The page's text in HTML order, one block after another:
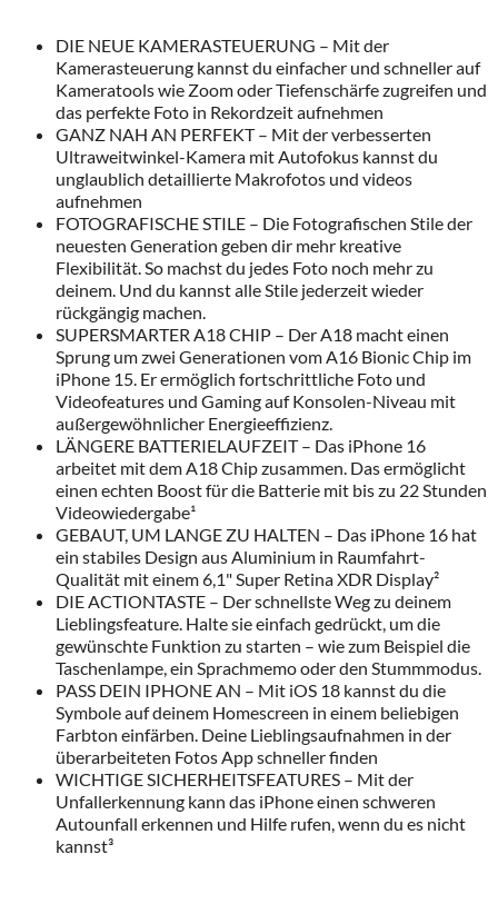
DIE NEUE KAMERASTEUERUNG – Mit der
Kamerasteuerung kannst du einfacher und schneller auf
Kameratools wie Zoom oder Tiefenschärfe zugreifen und
das perfekte Foto in Rekordzeit aufnehmen
GANZ NAH AN PERFEKT – Mit der verbesserten
Ultraweitwinkel-Kamera mit Autofokus kannst du
unglaublich detaillierte Makrofotos und videos
aufnehmen
FOTOGRAFISCHE STILE – Die Fotografischen Stile der
neuesten Generation geben dir mehr kreative
Flexibilität. So machst du jedes Foto noch mehr zu
deinem. Und du kannst alle Stile jederzeit wieder
rückgängig machen.
SUPERSMARTER A18 CHIP – Der A18 macht einen
Sprung um zwei Generationen vom A16 Bionic Chip im
iPhone 15. Er ermöglich fortschrittliche Foto und
Videofeatures und Gaming auf Konsolen-Niveau mit
außergewöhnlicher Energieeffizienz.
LÄNGERE BATTERIELAUFZEIT – Das iPhone 16
arbeitet mit dem A18 Chip zusammen. Das ermöglicht
einen echten Boost für die Batterie mit bis zu 22 Stunden
Videowiedergabe¹
GEBAUT, UM LANGE ZU HALTEN – Das iPhone 16 hat
ein stabiles Design aus Aluminium in Raumfahrt-
Qualität mit einem 6,1" Super Retina XDR Display²
DIE ACTIONTASTE – Der schnellste Weg zu deinem
Lieblingsfeature. Halte sie einfach gedrückt, um die
gewünschte Funktion zu starten – wie zum Beispiel die
Taschenlampe, ein Sprachmemo oder den Stummmodus.
PASS DEIN IPHONE AN – Mit iOS 18 kannst du die
Symbole auf deinem Homescreen in einem beliebigen
Farbton einfärben. Deine Lieblingsaufnahmen in der
überarbeiteten Fotos App schneller finden
WICHTIGE SICHERHEITSFEATURES – Mit der
Unfallerkennung kann das iPhone einen schweren
Autounfall erkennen und Hilfe rufen, wenn du es nicht
kannst³